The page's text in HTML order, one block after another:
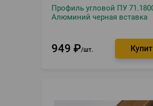
Профиль угловой ПУ
Алюминий черная вставка
949 ₽ шт.